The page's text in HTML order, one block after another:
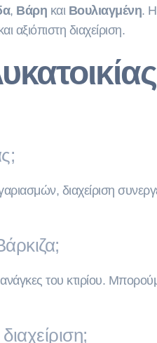
, Βάρη και Βουλιαγμένη. Η
αξιόπιστη διαχείριση.
διαχείριση
ανάγκες του κτιρίου.